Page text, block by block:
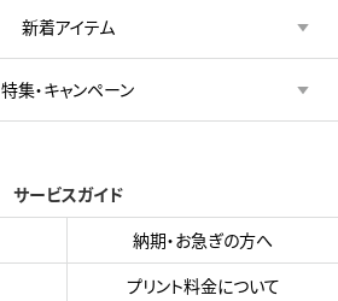
新着アイテム
特集・キャンペーン
サービスガイド
納期・お急ぎの方へ
プリント料金について